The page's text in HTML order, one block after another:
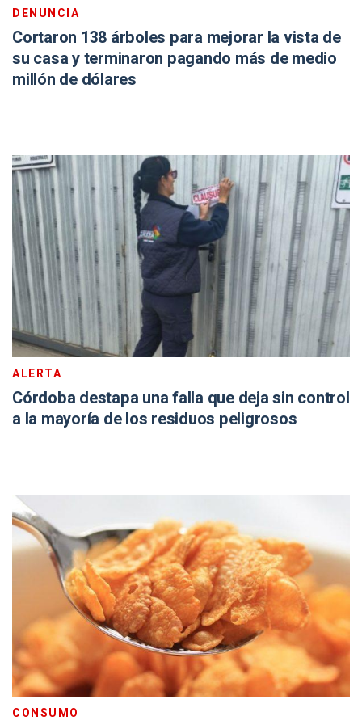
DENUNCIA
Cortaron 138 árboles para mejorar la vista de
su casa y terminaron pagando más de medio
millón de dólares
ALERTA
Córdoba destapa una falla que deja sin control
a la mayoría de los residuos peligrosos
CONSUMO